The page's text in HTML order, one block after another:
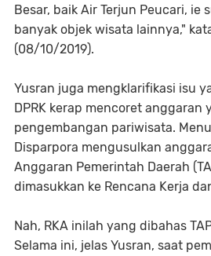
Besar, baik Air Terjun Peucari, ie
banyak objek wisata lainnya,"
(08/10/2019).
Yusran juga mengklarifikasi isu
DPRK kerap mencoret
pengembangan pariwisata.
Disparpora mengusulkan
Anggaran Pemerintah Daerah
dimasukkan ke Rencana Kerja
Nah, RKA inilah yang dibahas
Selama ini, jelas Yusran, saat